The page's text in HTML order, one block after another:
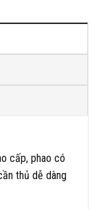
cấp, phao có
thủ dễ dàng